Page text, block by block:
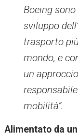
Boeing
sviluppo
trasporto
mondo, e
un
mobilità”.
Alimentato da